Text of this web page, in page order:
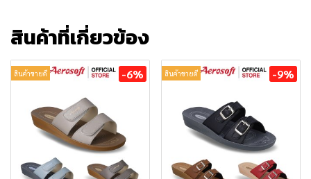
สินค้าที่เกี่ยวข้อง
สินค้าขายดี -6% สินค้าขายดี -9%